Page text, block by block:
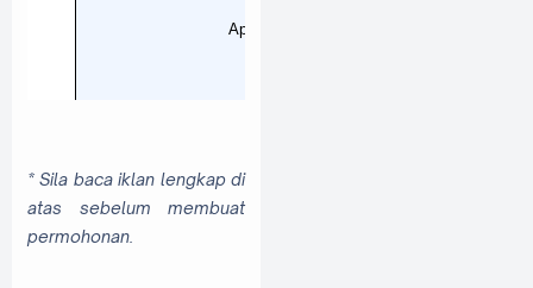
* Sila baca iklan lengkap di
atas sebelum membuat
permohonan.